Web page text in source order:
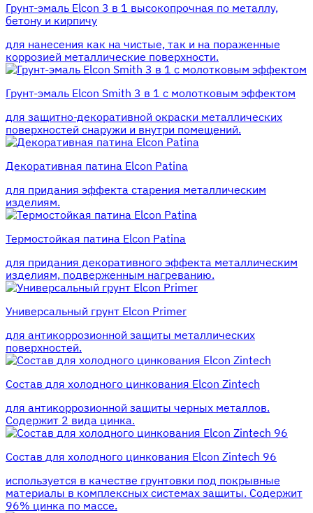
Грунт-эмаль Elcon 3 в 1 высокопрочная по металлу,
бетону и кирпичу
для нанесения как на чистые, так и на пораженные
коррозией металлические поверхности.
Грунт-эмаль Elcon Smith 3 в 1 с молотковым эффектом
для защитно-декоративной окраски металлических
поверхностей снаружи и внутри помещений.
Декоративная патина Elcon Patina
для придания эффекта старения металлическим
изделиям.
Термостойкая патина Elcon Patina
для придания декоративного эффекта металлическим
изделиям, подверженным нагреванию.
Универсальный грунт Elcon Primer
для антикоррозионной защиты металлических
поверхностей.
Состав для холодного цинкования Elcon Zintech
для антикоррозионной защиты черных металлов.
Содержит 2 вида цинка.
Состав для холодного цинкования Elcon Zintech 96
используется в качестве грунтовки под покрывные
материалы в комплексных системах защиты. Cодержит
96% цинка по массе.